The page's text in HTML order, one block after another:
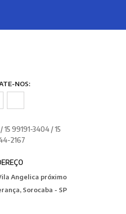
NOS:
15 99191-3404 / 15
2167
Angelica próximo
Sorocaba - SP